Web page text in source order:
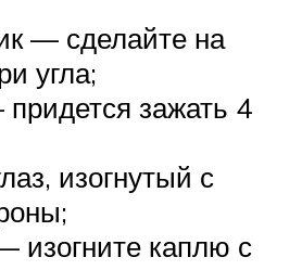
— сделайте на
угла;
зажать 4
изогнутый с
изогните каплю с